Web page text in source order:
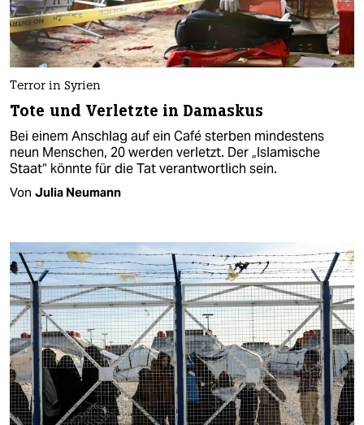
Terror in Syrien
Tote und Verletzte in Damaskus
Bei einem Anschlag auf ein Café sterben mindestens
neun Menschen, 20 werden verletzt. Der „Islamische
Staat“ könnte für die Tat verantwortlich sein.
Von Julia Neumann